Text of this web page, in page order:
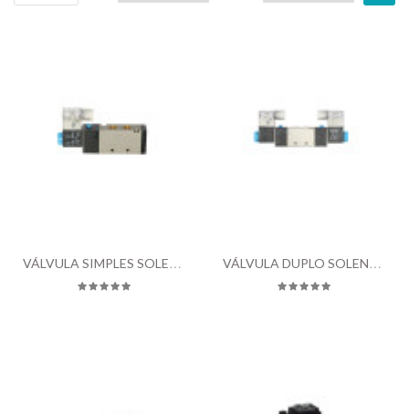
TRATAMENTO
DE
AR
CONTATO VÁLVULA SIMPLES SOLENOIDE VÁLVULA DUPLO SOLENOIDE